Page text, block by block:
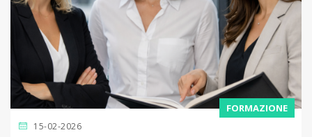
FORMAZIONE
15-02-2026